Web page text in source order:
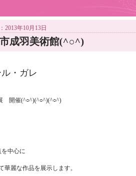
2013年10月13日
成羽美術館(^○^)
・ガレ
開催(^○^)(^○^)(^○^)
を中心に
華麗な作品を展示します。